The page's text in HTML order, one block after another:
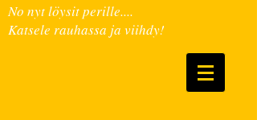
No nyt löysit perille....
Katsele rauhassa ja viihdy!